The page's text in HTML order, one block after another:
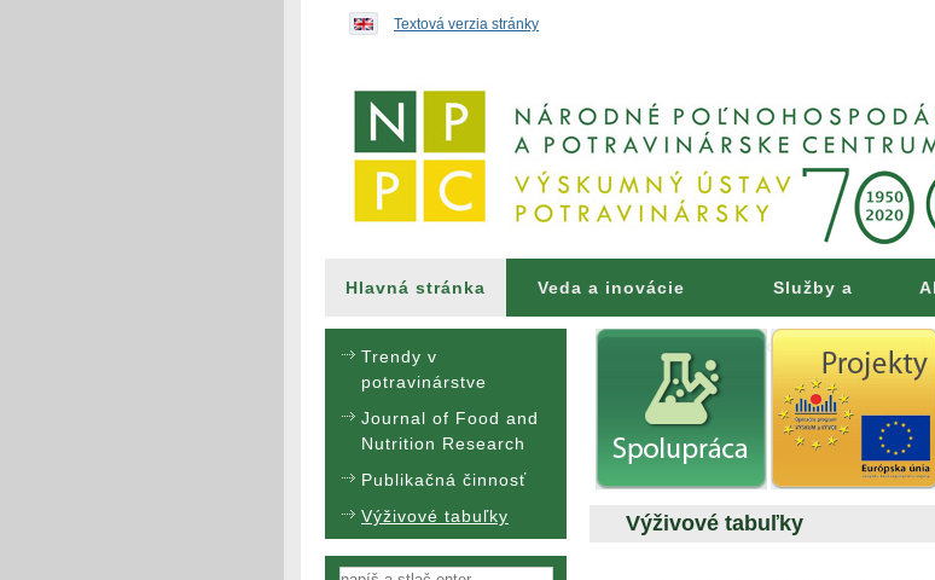
Textová verzia stránky
Hlavná stránka Veda a inovácie Služby a
poradenstvo
Trendy v
potravinárstve
Journal of Food and
Nutrition Research
Publikačná činnosť
Výživové tabuľky
Vyhľadávanie
Výživové tabuľky